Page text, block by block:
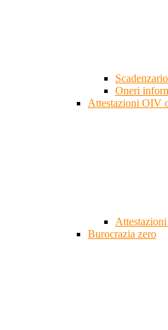
Oneri
Attestazioni OIV
Burocrazia zero